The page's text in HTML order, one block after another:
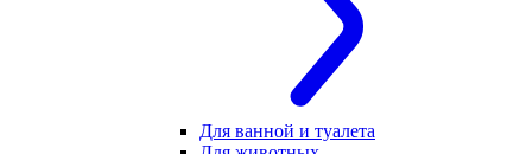
Для ванной и туалета